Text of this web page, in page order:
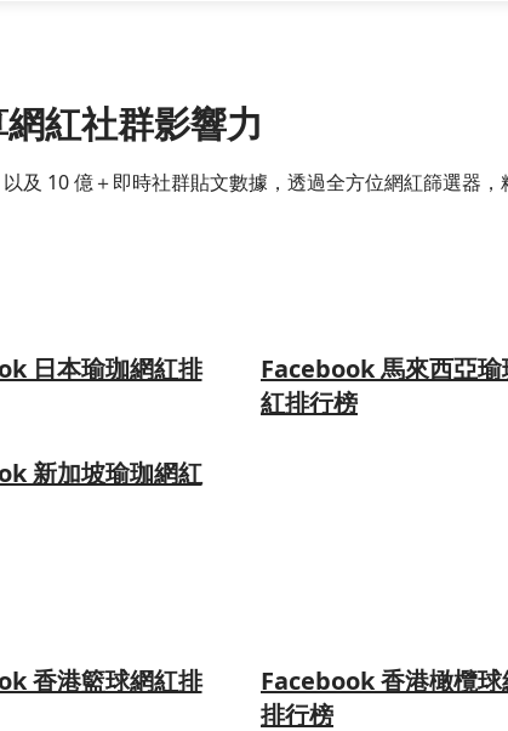
紅社群影響力
及 10 億＋即時社群貼文數據，透過全方位網紅篩選器
日本瑜珈網紅排
Facebook 馬來西亞瑜
紅排行榜
新加坡瑜珈網紅
香港籃球網紅排
Facebook 香港橄欖球
排行榜